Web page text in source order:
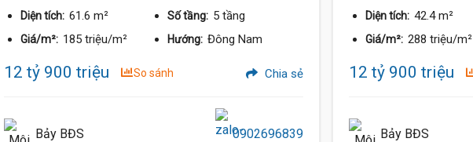
Diện tích: 61.6 m² Số tầng: 5 tầng
Giá/m²: 185 triệu/m² Hướng: Đông Nam
12 tỷ 900 triệu So sánh Chia sẻ
Bảy BĐS 0902696839
Diện tích: 42.4 m²
Giá/m²: 288 triệu/m²
12 tỷ 900 triệu
Bảy BĐS